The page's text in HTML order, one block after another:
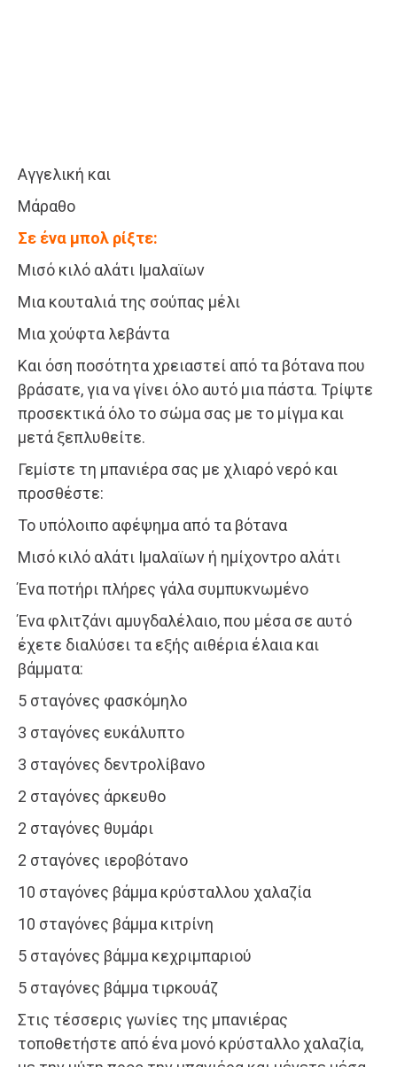
Αγγελική και
Μάραθο
Σε ένα μπολ ρίξτε:
Μισό κιλό αλάτι Ιμαλαϊων
Μια κουταλιά της σούπας μέλι
Μια χούφτα λεβάντα
Και όση ποσότητα χρειαστεί από τα βότανα που
βράσατε, για να γίνει όλο αυτό μια πάστα. Τρίψτε
προσεκτικά όλο το σώμα σας με το μίγμα και
μετά ξεπλυθείτε.
Γεμίστε τη μπανιέρα σας με χλιαρό νερό και
προσθέστε:
Το υπόλοιπο αφέψημα από τα βότανα
Μισό κιλό αλάτι Ιμαλαϊων ή ημίχοντρο αλάτι
Ένα ποτήρι πλήρες γάλα συμπυκνωμένο
Ένα φλιτζάνι αμυγδαλέλαιο, που μέσα σε αυτό
έχετε διαλύσει τα εξής αιθέρια έλαια και
βάμματα:
5 σταγόνες φασκόμηλο
3 σταγόνες ευκάλυπτο
3 σταγόνες δεντρολίβανο
2 σταγόνες άρκευθο
2 σταγόνες θυμάρι
2 σταγόνες ιεροβότανο
10 σταγόνες βάμμα κρύσταλλου χαλαζία
10 σταγόνες βάμμα κιτρίνη
5 σταγόνες βάμμα κεχριμπαριού
5 σταγόνες βάμμα τιρκουάζ
Στις τέσσερις γωνίες της μπανιέρας
τοποθετήστε από ένα μονό κρύσταλλο χαλαζία,